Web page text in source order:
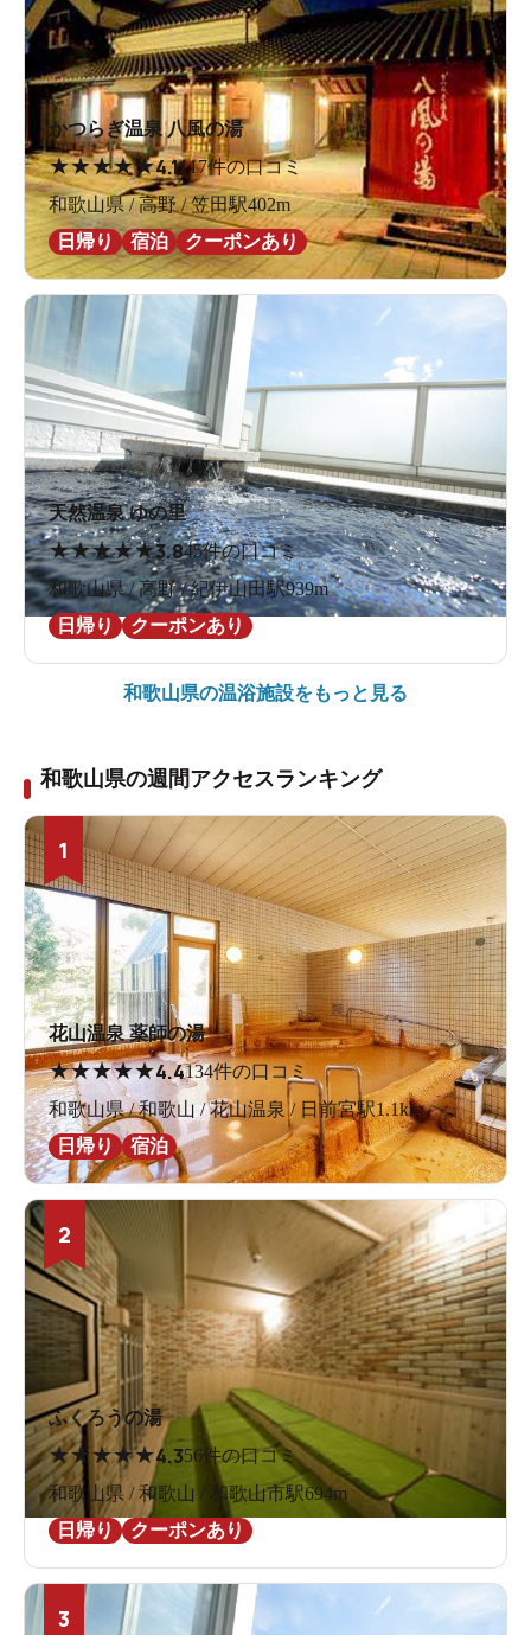
かつらぎ温泉 八風の湯
★★★★★4.1117件の口コミ
和歌山県 / 高野 / 笠田駅402m
日帰り
宿泊 クーポンあり
天然温泉 ゆの里
★★★★★3.845件の口コミ
和歌山県 / 高野 / 紀伊山田駅939m
日帰り
クーポンあり
和歌山県の温浴施設をもっと見る
和歌山県の週間アクセスランキング
1
花山温泉 薬師の湯
★★★★★4.4134件の口コミ
和歌山県 / 和歌山 / 花山温泉 / 日前宮駅1.1km
日帰り
宿泊
2
ふくろうの湯
★★★★★4.356件の口コミ
和歌山県 / 和歌山 / 和歌山市駅694m
日帰り
クーポンあり
3